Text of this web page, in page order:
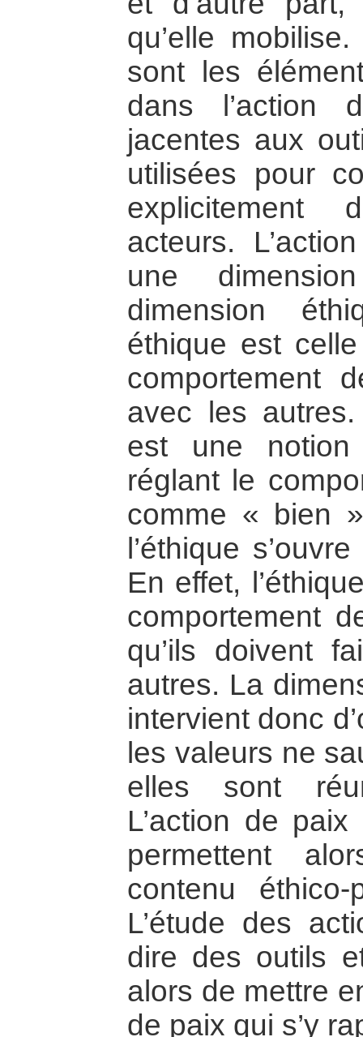
qu’elle
sont les
dans l’action
jacentes aux
utilisées pour
explicitement
acteurs.
une
dimension
éthique est
comportement
avec les
est une
réglant le
comme « bien
l’éthique
En effet,
comportement
qu’ils doivent
autres. La
intervient donc
les valeurs ne
elles sont
L’action de
permettent
contenu
L’étude des
dire des outils
alors de mettre
de paix qui s’y